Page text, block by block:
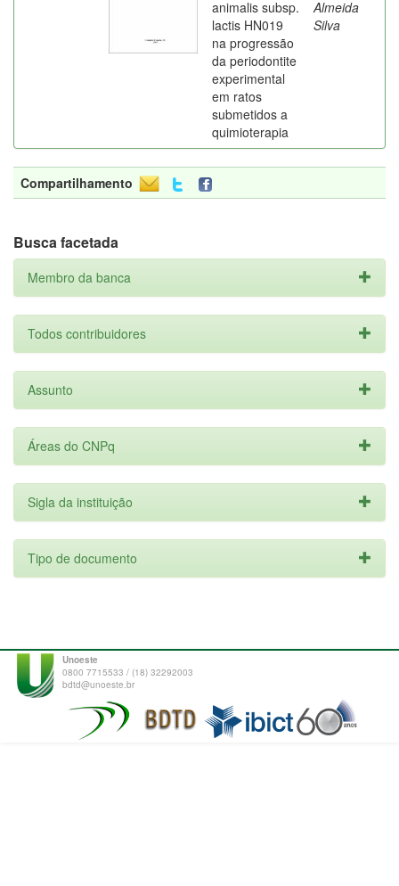
animalis subsp.
lactis HN019
na progressão
da periodontite
experimental
em ratos
submetidos a
quimioterapia
Almeida
Silva
Compartilhamento
Busca facetada
Membro da banca
Todos contribuidores
Assunto
Áreas do CNPq
Sigla da instituição
Tipo de documento
Unoeste
0800 7715533 / (18) 32292003
bdtd@unoeste.br